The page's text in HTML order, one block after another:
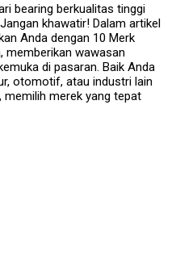
bearing berkualitas tinggi
khawatir! Dalam artikel
Anda dengan 10 Merk
memberikan wawasan
di pasaran. Baik Anda
otomotif, atau industri lain
memilih merek yang tepat